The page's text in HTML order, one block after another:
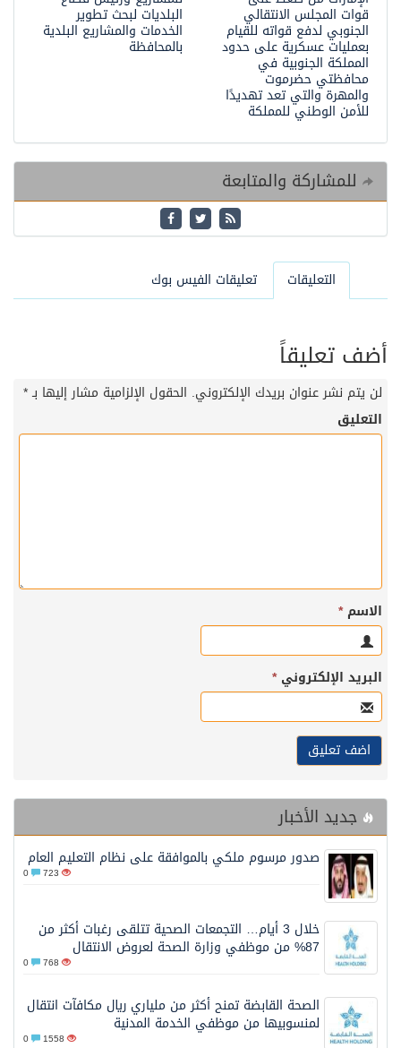
البلديات لبحث تطوير
الخدمات والمشاريع البلدية
بالمحافظة
قوات المجلس الانتقالي
الجنوبي لدفع قواته للقيام
بعمليات عسكرية على حدود
المملكة الجنوبية في
محافظتي حضرموت
والمهرة والتي تعد تهديدًا
للأمن الوطني للمملكة
للمشاركة والمتابعة
التعليقات تعليقات الفيس بوك
أضف تعليقاً
لن يتم نشر عنوان بريدك الإلكتروني. الحقول الإلزامية مشار إليها بـ*
التعليق
الاسم*
البريد الإلكتروني*
جديد الأخبار
صدور مرسوم ملكي بالموافقة على نظام التعليم العام
723
خلال 3 أيام… التجمعات الصحية تتلقى رغبات أكثر من
87% من موظفي وزارة الصحة لعروض الانتقال
768
الصحة القابضة تمنح أكثر من ملياري ريال مكافآت انتقال
لمنسوبيها من موظفي الخدمة المدنية
1558